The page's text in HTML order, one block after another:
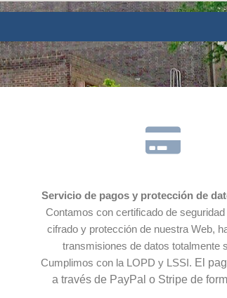
Servicio de pagos y protección de
Contamos con certificado de seguridad
cifrado y protección de nuestra Web,
transmisiones de datos totalmente
Cumplimos con la LOPD y LSSI. El
a través de PayPal o Stripe de